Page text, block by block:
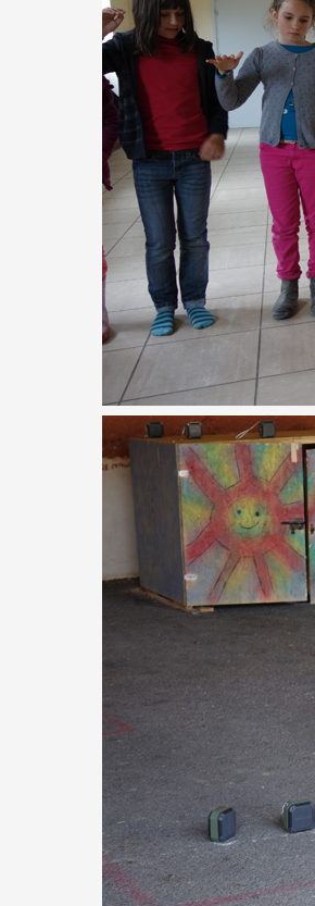
Partenaires
Crédits
Documentation
Visites d'ateliers
Production vidéo
Formation
Événements
1% œuvres